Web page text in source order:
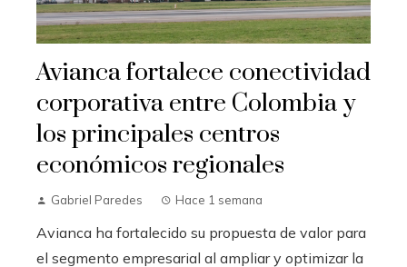
Avianca fortalece conectividad
corporativa entre Colombia y
los principales centros
económicos regionales
Gabriel Paredes Hace 1 semana
Avianca ha fortalecido su propuesta de valor para
el segmento empresarial al ampliar y optimizar la